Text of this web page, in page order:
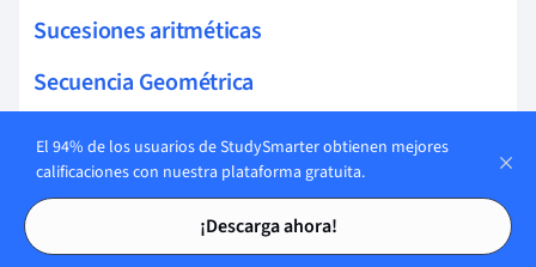
Tarjetas de estudio
Tarjetas de estudio
Sucesiones aritméticas
Secuencia Geométrica
Unidades
Unidades compuestas
Factores de escala
El 94% de los usuarios de StudySmarter obtienen mejores
calificaciones con nuestra plataforma gratuita.
¡Descarga ahora!